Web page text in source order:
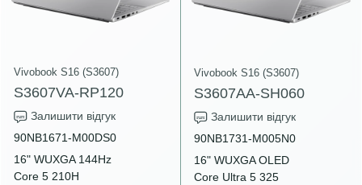
Vivobook S16 (S3607)
S3607VA-RP120
Залишити відгук
90NB1671-M00DS0
16" WUXGA 144Hz
Core 5 210H
Vivobook S16 (S3607)
S3607AA-SH060
Залишити відгук
90NB1731-M005N0
16" WUXGA OLED
Core Ultra 5 325